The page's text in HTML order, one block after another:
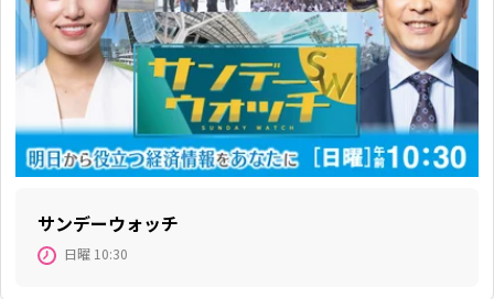
サンデーウォッチ
日曜 10:30